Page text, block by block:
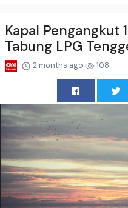
Kapal Pengangkut
Tabung LPG
2 months ago 108